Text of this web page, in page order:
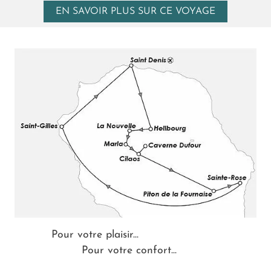
EN SAVOIR PLUS SUR CE VOYAGE
Pour votre plaisir...
Pour votre confort...